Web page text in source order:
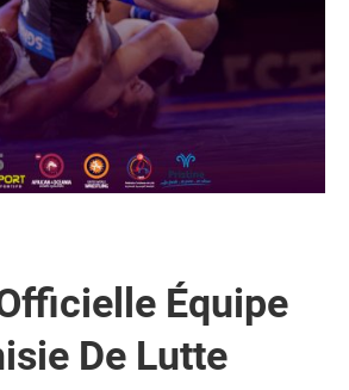
Équipe
De Lutte